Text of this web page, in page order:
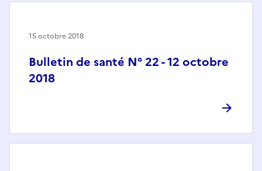
Bulletin de santé N° 22 - 12 octobre
2018
15 octobre 2018